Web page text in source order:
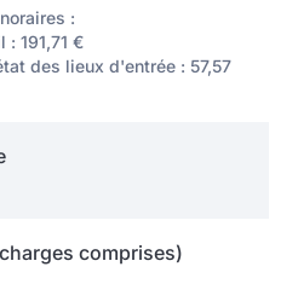
:
: 191,71 €
des lieux d'entrée : 57,57
comprises)